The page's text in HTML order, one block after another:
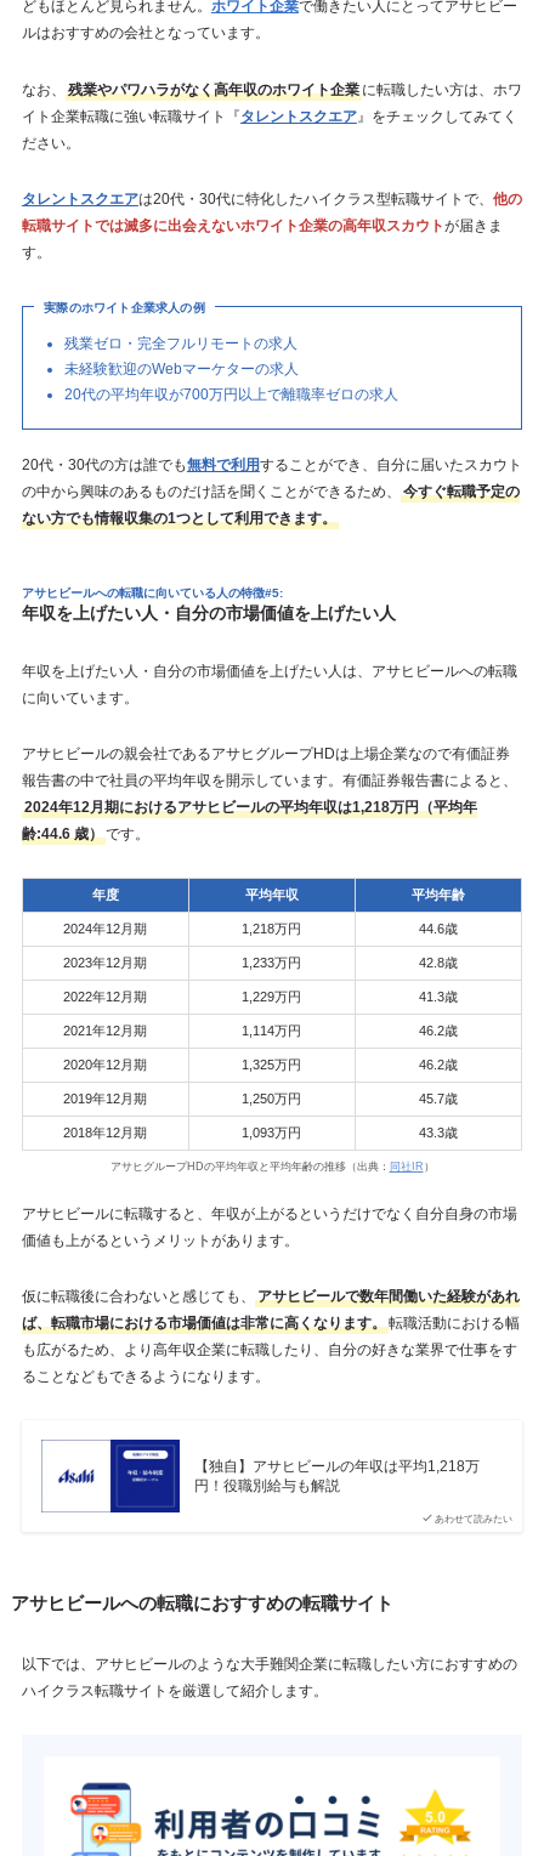
どもほとんど見られません。 ホワイト企業で働きたい人にとってアサヒビー
ルはおすすめの会社となっています。
なお、 残業やパワハラがなく高年収のホワイト企業 に転職したい方は、ホワ
イト企業転職に強い転職サイト『タレントスクエア』をチェックしてみてく
ださい。
タレントスクエアは20代・30代に特化したハイクラス型転職サイトで、 他の
転職サイトでは滅多に出会えないホワイト企業の高年収スカウトが届きま
す。
実際のホワイト企業求人の例
残業ゼロ・完全フルリモートの求人
未経験歓迎のWebマーケターの求人
20代の平均年収が700万円以上で離職率ゼロの求人
20代・30代の方は誰でも無料で利用することができ、自分に届いたスカウト
の中から興味のあるものだけ話を聞くことができるため、
今すぐ転職予定の
ない方でも情報収集の1つとして利用できます。
アサヒビールへの転職に向いている人の特徴#5:
年収を上げたい人・自分の市場価値を上げたい人
年収を上げたい人・自分の市場価値を上げたい人は、アサヒビールへの転職
に向いています。
アサヒビールの親会社であるアサヒグループHDは上場企業なので有価証券
報告書の中で社員の平均年収を開示しています。有価証券報告書によると、
2024年12月期におけるアサヒビールの平均年収は1,218万円（平均年
齢:44.6 歳）です。
年度 平均年収 平均年齢
2024年12月期 1,218万円 44.6歳
2023年12月期 1,233万円 42.8歳
2022年12月期 1,229万円 41.3歳
2021年12月期 1,114万円 46.2歳
2020年12月期 1,325万円 46.2歳
2019年12月期 1,250万円 45.7歳
2018年12月期 1,093万円 43.3歳
アサヒグループHDの平均年収と平均年齢の推移（出典： 同社IR ）
アサヒビールに転職すると、年収が上がるというだけでなく自分自身の市場
価値も上がるというメリットがあります。
仮に転職後に合わないと感じても、
アサヒビールで数年間働いた経験があれ
ば、転職市場における市場価値は非常に高くなります。転職活動における幅
も広がるため、より高年収企業に転職したり、自分の好きな業界で仕事をす
ることなどもできるようになります。
あわせて読みたい
【独自】アサヒビールの年収は平均1,218万
円！役職別給与も解説
アサヒビールへの転職におすすめの転職サイト
以下では、アサヒビールのような大手難関企業に転職したい方におすすめの
ハイクラス転職サイトを厳選して紹介します。